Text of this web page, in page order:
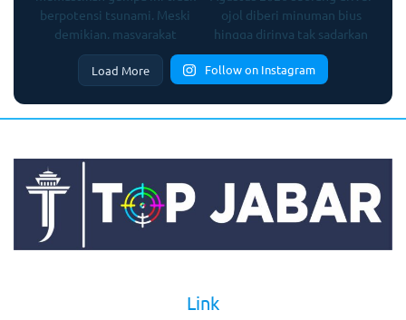
Load More Follow on Instagram
Link